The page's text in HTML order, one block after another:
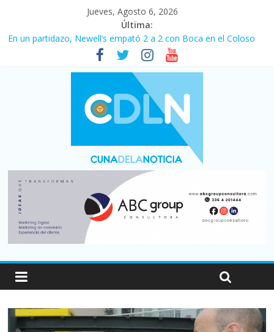
Jueves, Agosto 6, 2026
Última:
En un partidazo, Newell’s empató 2 a 2 con Boca en el Coloso
Vacaciones de invierno con más movimiento y consumo
turístico: 4,6 millones de personas viajaron por el país, un 5,9%
Fuerte caída de la venta de autos usados en julio: bajó un 12,6%
Central venció 1 a 0 al River de Coudet en el Monumental
Pullaro mejora sus relaciones con el Gobierno nacional